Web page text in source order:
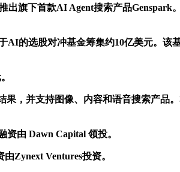
旗下首款AI Agent搜索产品Genspark
的选股对冲基金筹集约10亿美元。该
，并支持图像、内容和语音搜索产品。
由 Dawn Capital 领投。
Zynext Ventures投资。